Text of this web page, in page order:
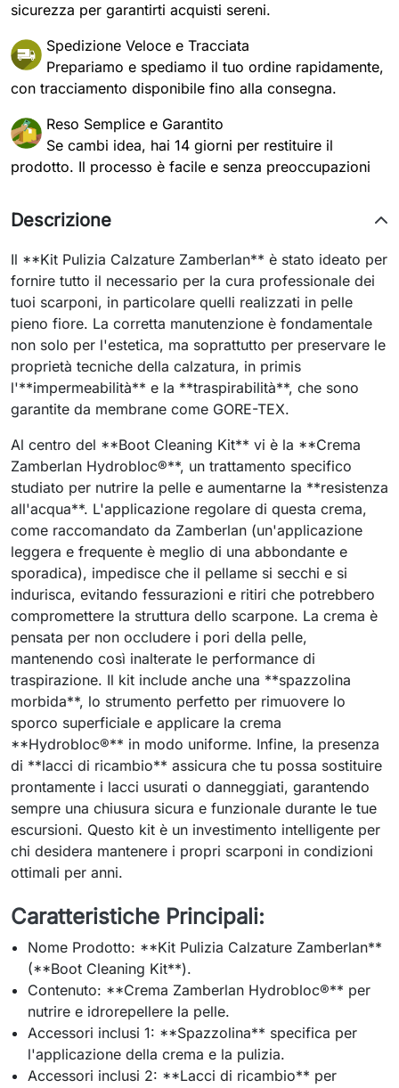
sicurezza per garantirti acquisti sereni.
Spedizione Veloce e Tracciata
Prepariamo e spediamo il tuo ordine rapidamente,
con tracciamento disponibile fino alla consegna.
Reso Semplice e Garantito
Se cambi idea, hai 14 giorni per restituire il
prodotto. Il processo è facile e senza preoccupazioni
Descrizione
Il **Kit Pulizia Calzature Zamberlan** è stato ideato per
fornire tutto il necessario per la cura professionale dei
tuoi scarponi, in particolare quelli realizzati in pelle
pieno fiore. La corretta manutenzione è fondamentale
non solo per l'estetica, ma soprattutto per preservare le
proprietà tecniche della calzatura, in primis
l'**impermeabilità** e la **traspirabilità**, che sono
garantite da membrane come GORE-TEX.
Al centro del **Boot Cleaning Kit** vi è la **Crema
Zamberlan Hydrobloc®**, un trattamento specifico
studiato per nutrire la pelle e aumentarne la **resistenza
all'acqua**. L'applicazione regolare di questa crema,
come raccomandato da Zamberlan (un'applicazione
leggera e frequente è meglio di una abbondante e
sporadica), impedisce che il pellame si secchi e si
indurisca, evitando fessurazioni e ritiri che potrebbero
compromettere la struttura dello scarpone. La crema è
pensata per non occludere i pori della pelle,
mantenendo così inalterate le performance di
traspirazione. Il kit include anche una **spazzolina
morbida**, lo strumento perfetto per rimuovere lo
sporco superficiale e applicare la crema
**Hydrobloc®** in modo uniforme. Infine, la presenza
di **lacci di ricambio** assicura che tu possa sostituire
prontamente i lacci usurati o danneggiati, garantendo
sempre una chiusura sicura e funzionale durante le tue
escursioni. Questo kit è un investimento intelligente per
chi desidera mantenere i propri scarponi in condizioni
ottimali per anni.
Caratteristiche Principali:
Nome Prodotto: **Kit Pulizia Calzature Zamberlan**
(**Boot Cleaning Kit**).
Contenuto: **Crema Zamberlan Hydrobloc®** per
nutrire e idrorepellere la pelle.
Accessori inclusi 1: **Spazzolina** specifica per
l'applicazione della crema e la pulizia.
Accessori inclusi 2: **Lacci di ricambio** per